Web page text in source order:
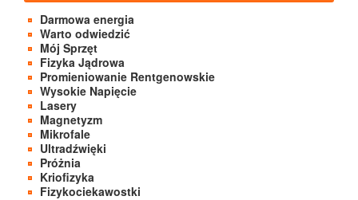
Darmowa energia
Warto odwiedzić
Mój Sprzęt
Fizyka Jądrowa
Promieniowanie Rentgenowskie
Wysokie Napięcie
Lasery
Magnetyzm
Mikrofale
Ultradźwięki
Próżnia
Kriofizyka
Fizykociekawostki